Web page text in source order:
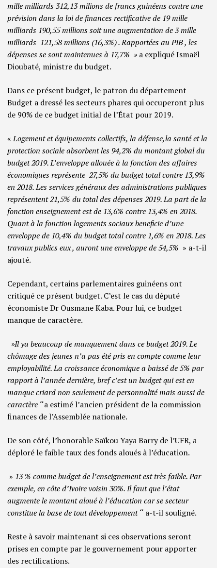
mille milliards 312,13 milions de francs guinéens contre une
prévision dans la loi de finances rectificative de 19 mille
milliards 190,55 millions soit une augmentation de 3 mille
milliards 121,58 millions (16,3%) . Rapportées au PIB , les
dépenses se sont maintenues à 17,7% » a expliqué Ismaël
Dioubaté, ministre du budget.
Dans ce présent budget, le patron du département
Budget a dressé les secteurs phares qui occuperont plus
de 90% de ce budget initial de l’État pour 2019.
«Logement et équipements collectifs, la défense,la santé et la
protection sociale absorbent les 94,2% du montant global du
budget 2019. L’enveloppe allouée à la fonction des affaires
économiques représente 27,5% du budget total contre 13,9%
en 2018. Les services généraux des administrations publiques
représentent 21,5% du total des dépenses 2019. La part de la
fonction enseignement est de 13,6% contre 13,4% en 2018.
Quant à la fonction logements sociaux beneficie d’une
enveloppe de 10,4% du budget total contre 1,6% en 2018. Les
travaux publics eux , auront une enveloppe de 54,5% » a-t-il
ajouté.
Cependant, certains parlementaires guinéens ont
critiqué ce présent budget. C’est le cas du député
économiste Dr Ousmane Kaba. Pour lui, ce budget
manque de caractère.
»Il ya beaucoup de manquement dans ce budget 2019. Le
chômage des jeunes n’a pas été pris en compte comme leur
employabilité. La croissance économique a baissé de 5% par
rapport à l’année dernière, bref c’est un budget qui est en
manque criard non seulement de personnalité mais aussi de
caractère ‘‘a estimé l’ancien président de la commission
finances de l’Assemblée nationale.
De son côté, l’honorable Saïkou Yaya Barry de l’UFR, a
déploré le faible taux des fonds aloués à l’éducation.
» 13 % comme budget de l’enseignement est très faible. Par
exemple, en côte d’Ivoire voisin 30%. Il faut que l’état
augmente le montant aloué à l’éducation car se secteur
constitue la base de tout développement ‘‘ a-t-il souligné.
Reste à savoir maintenant si ces observations seront
prises en compte par le gouvernement pour apporter
des rectifications.